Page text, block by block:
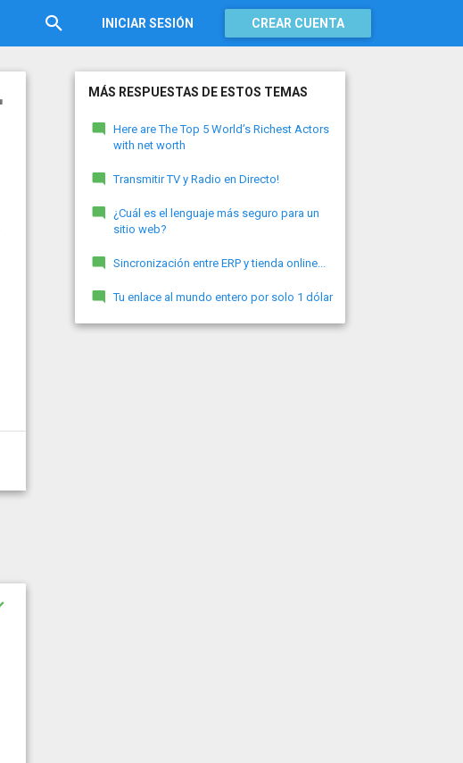
INICIAR SESIÓN CREAR CUENTA
MÁS RESPUESTAS DE ESTOS TEMAS
Here are The Top 5 World’s Richest Actors
with net worth
Transmitir TV y Radio en Directo!
¿Cuál es el lenguaje más seguro para un
sitio web?
Sincronización entre ERP y tienda online...
Tu enlace al mundo entero por solo 1 dólar